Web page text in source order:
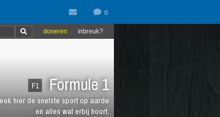
F1 Formule 1
hier de snelste sport op aarde
en alles wat erbij hoort.
inbreuk?
doneren